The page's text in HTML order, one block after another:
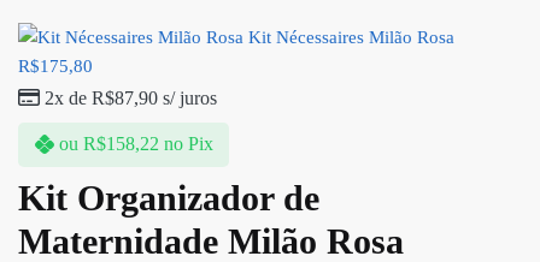
Kit Nécessaires Milão Rosa
R$175,80
ou R$158,22 no Pix
2x de R$87,90 s/ juros
Kit Organizador de
Maternidade Milão Rosa